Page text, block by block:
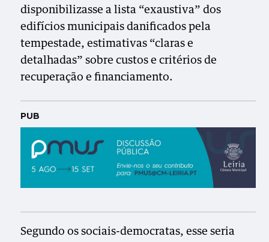
disponibilizasse a lista “exaustiva” dos
edifícios municipais danificados pela
tempestade, estimativas “claras e
detalhadas” sobre custos e critérios de
recuperação e financiamento.
PUB
Segundo os sociais-democratas, esse seria